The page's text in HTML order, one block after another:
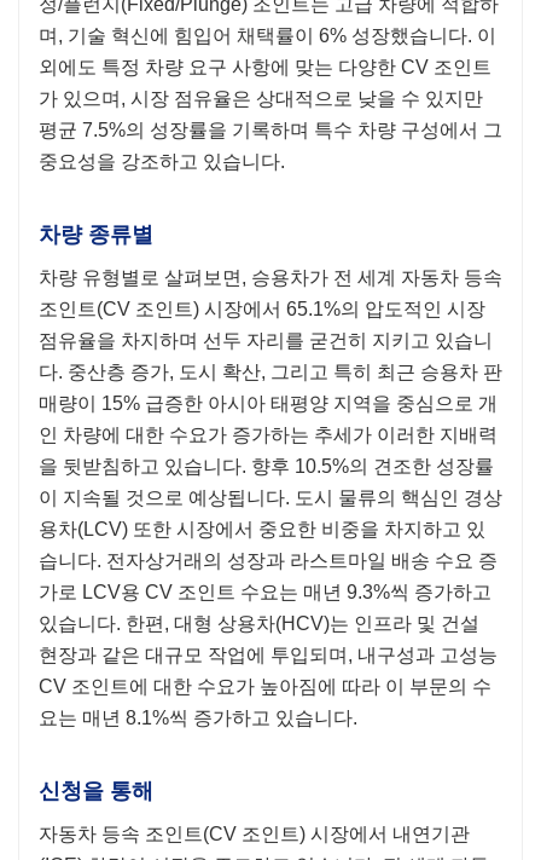
정/플런지(Fixed/Plunge) 조인트는 고급 차량에 적합하
며, 기술 혁신에 힘입어 채택률이 6% 성장했습니다. 이
외에도 특정 차량 요구 사항에 맞는 다양한 CV 조인트
가 있으며, 시장 점유율은 상대적으로 낮을 수 있지만
평균 7.5%의 성장률을 기록하며 특수 차량 구성에서 그
중요성을 강조하고 있습니다.
차량 종류별
차량 유형별로 살펴보면, 승용차가 전 세계 자동차 등속
조인트(CV 조인트) 시장에서 65.1%의 압도적인 시장
점유율을 차지하며 선두 자리를 굳건히 지키고 있습니
다. 중산층 증가, 도시 확산, 그리고 특히 최근 승용차 판
매량이 15% 급증한 아시아 태평양 지역을 중심으로 개
인 차량에 대한 수요가 증가하는 추세가 이러한 지배력
을 뒷받침하고 있습니다. 향후 10.5%의 견조한 성장률
이 지속될 것으로 예상됩니다. 도시 물류의 핵심인 경상
용차(LCV) 또한 시장에서 중요한 비중을 차지하고 있
습니다. 전자상거래의 성장과 라스트마일 배송 수요 증
가로 LCV용 CV 조인트 수요는 매년 9.3%씩 증가하고
있습니다. 한편, 대형 상용차(HCV)는 인프라 및 건설
현장과 같은 대규모 작업에 투입되며, 내구성과 고성능
CV 조인트에 대한 수요가 높아짐에 따라 이 부문의 수
요는 매년 8.1%씩 증가하고 있습니다.
신청을 통해
자동차 등속 조인트(CV 조인트) 시장에서 내연기관